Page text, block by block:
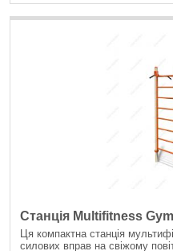
Станція Multifitness
Ця компактна станція
силових вправ на свіжому